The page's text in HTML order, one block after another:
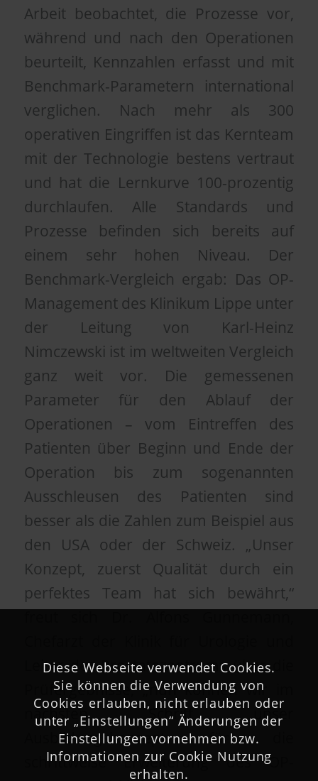
Arbeit beobachtet, die Prozesse vor,
während und nach den Operationen
beurteilt, Kennzahlen erfasst und mit
Benchmark-Parametern international
verglichen. Nach mehr als 300
operativen Eingriffen ist das Kernteam
mit der Technologie bestens vertraut
und hat die Lernkurve 100-prozentig
durchlaufen. Alle Standards und
Prozesse befinden sich bereits auf
einem sehr hohen Niveau. Der
Benchmark-Vergleich ergab: Das OP-
Management des Klinikum Lippe unter
der Leitung von Karl-Heinz
Nimczewski ist im weltweiten Vergleich
ganz weit vor. Die gemessenen
Parameter für den Ablauf der
Operationen – vom Eintreffen des
Patienten über Beginn und Ende der
Operation bis zum sogenannten
Ausschleusen des Patienten sind
besser als die Zahlen zum Beispiel aus
den USA oder der Schweiz. „Unser
Konzept, zuerst Qualität durch ein
perfektes Team hat sich bewährt,“
Leiter des Prostatazentrums über die
Prüfergebnisse, „nun können wir im
nächsten Schritt unser
Ausbildungskonzept für die
schrittweise Erweiterung des OP-
Diese Webseite verwendet Cookies.
Sie können die Verwendung von
Cookies erlauben, nicht erlauben oder
unter „Einstellungen“ Änderungen der
Einstellungen vornehmen bzw.
Informationen zur Cookie Nutzung
erhalten.